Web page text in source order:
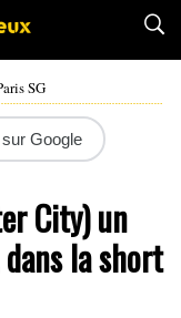
SG
Google
City) un
la short